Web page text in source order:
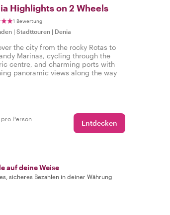
Highlights on 2 Wheels
1 Bewertung
| Stadttouren | Denia
the city from the rocky Rotas to
Marinas, cycling through the
centre, and charming ports with
panoramic views along the way
pro Person Entdecken
auf deine Weise
sicheres Bezahlen in deiner Währung